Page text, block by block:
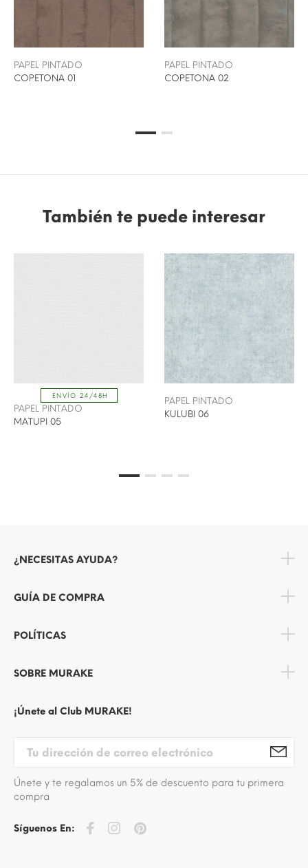
PAPEL PINTADO
COPETONA 01
PAPEL PINTADO
COPETONA 02
También te puede interesar
ENVÍO 24/48H
PAPEL PINTADO
MATUPI 05
PAPEL PINTADO
KULUBI 06
¿NECESITAS AYUDA?
GUÍA DE COMPRA
POLÍTICAS
SOBRE MURAKE
¡Únete al Club MURAKE!
Únete y te regalamos un 5% de descuento para tu primera
compra
Síguenos En: